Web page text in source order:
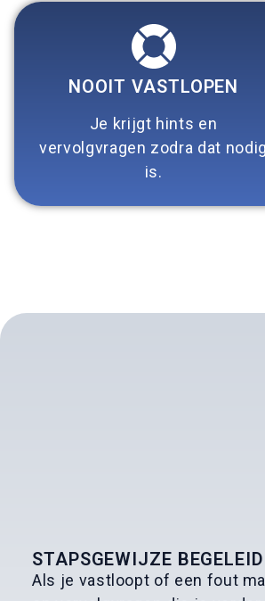
NOOIT VASTLOPEN
Je krijgt hints en
vervolgvragen zodra dat nodig
is.​
STAPSGEWIJZE
Als je vastloopt of een fout